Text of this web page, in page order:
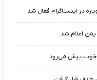
در اینستاگرام فعال شد
یمن اعلام شد
خوب پیش می‌رود